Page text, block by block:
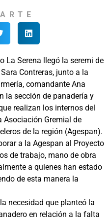
La Serena llegó la seremi de
Contreras, junto a la
comandante Ana
la sección de panadería y
realizan los internos del
Asociación Gremial de
de la región (Agespan).
a la Agespan al Proyecto
de trabajo, mano de obra
a quienes han estado
de esta manera la
necesidad que planteó la
en relación a la falta